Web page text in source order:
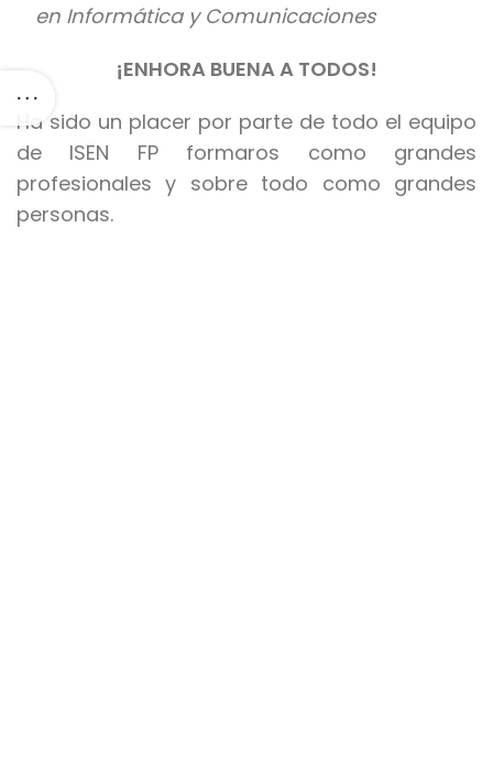
en Informática y Comunicaciones
¡ENHORA BUENA A TODOS!
Ha sido un placer por parte de todo el equipo
de ISEN FP formaros como grandes
profesionales y sobre todo como grandes
personas.